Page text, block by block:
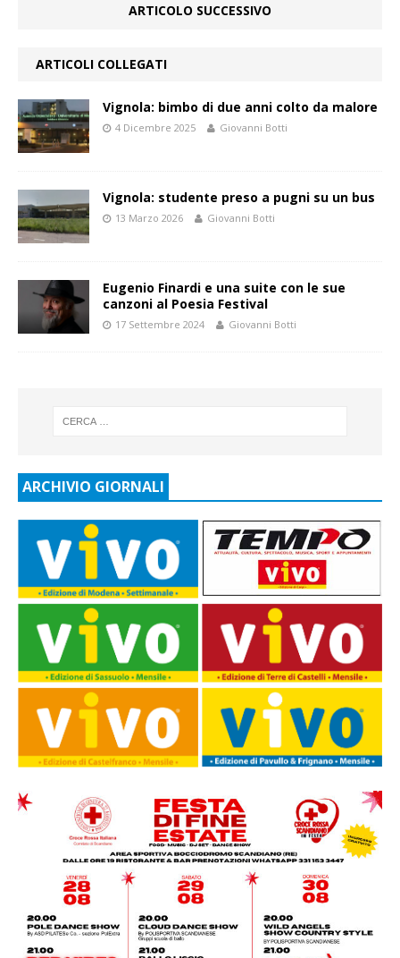
ARTICOLO SUCCESSIVO
ARTICOLI COLLEGATI
Vignola: bimbo di due anni colto da malore
4 Dicembre 2025 Giovanni Botti
Vignola: studente preso a pugni su un bus
13 Marzo 2026 Giovanni Botti
Eugenio Finardi e una suite con le sue
canzoni al Poesia Festival
17 Settembre 2024 Giovanni Botti
ARCHIVIO GIORNALI